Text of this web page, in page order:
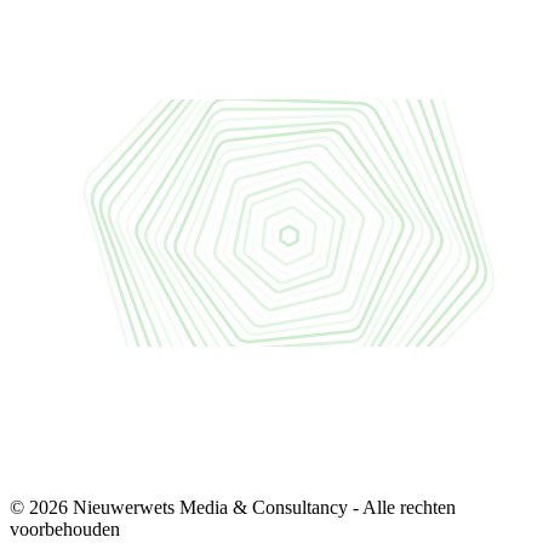
© 2026 Nieuwerwets Media & Consultancy - Alle rechten
voorbehouden